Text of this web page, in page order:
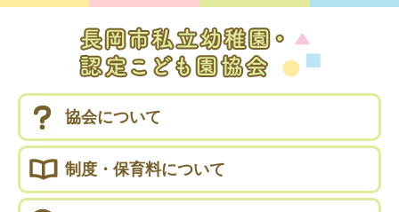
協会について
制度・保育料について